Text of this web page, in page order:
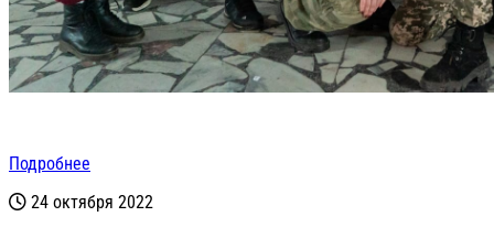
Подробнее
24 октября 2022